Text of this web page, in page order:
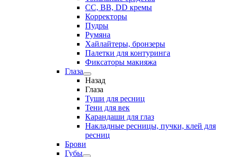
CC, BB, DD кремы
Корректоры
Пудры
Румяна
Хайлайтеры, бронзеры
Палетки для контуринга
Фиксаторы макияжа
Глаза
Назад
Глаза
Туши для ресниц
Тени для век
Карандаши для глаз
Накладные ресницы, пучки, клей для
ресниц
Брови
Губы